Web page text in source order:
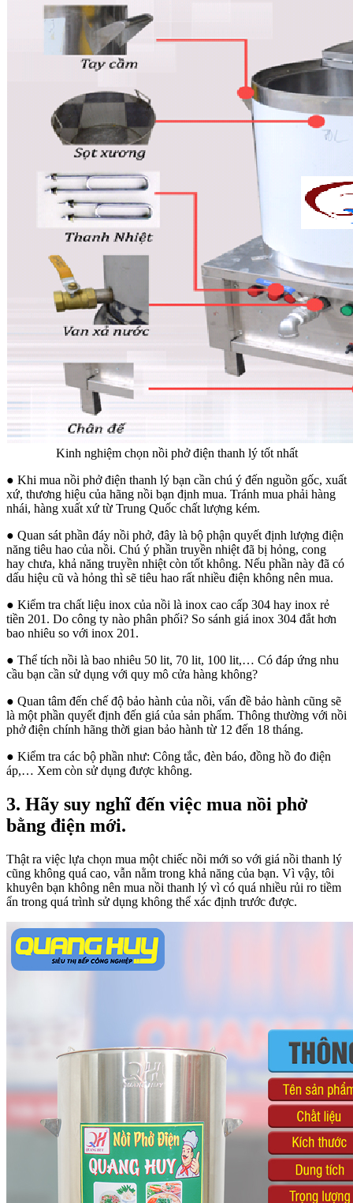
Kinh nghiệm chọn nồi phở điện thanh lý tốt nhất
● Khi mua nồi phở điện thanh lý bạn cần chú ý đến nguồn gốc, xuất
xứ, thương hiệu của hãng nồi bạn định mua. Tránh mua phải hàng
nhái, hàng xuất xứ từ Trung Quốc chất lượng kém.
● Quan sát phần đáy nồi phở, đây là bộ phận quyết định lượng điện
năng tiêu hao của nồi. Chú ý phần truyền nhiệt đã bị hỏng, cong
hay chưa, khả năng truyền nhiệt còn tốt không. Nếu phần này đã có
dấu hiệu cũ và hỏng thì sẽ tiêu hao rất nhiều điện không nên mua.
● Kiểm tra chất liệu inox của nồi là inox cao cấp 304 hay inox rẻ
tiền 201. Do công ty nào phân phối? So sánh giá inox 304 đắt hơn
bao nhiêu so với inox 201.
● Thể tích nồi là bao nhiêu 50 lit, 70 lit, 100 lit,… Có đáp ứng nhu
cầu bạn cần sử dụng với quy mô cửa hàng không?
● Quan tâm đến chế độ bảo hành của nồi, vấn đề bảo hành cũng sẽ
là một phần quyết định đến giá của sản phẩm. Thông thường với nồi
phở điện chính hãng thời gian bảo hành từ 12 đến 18 tháng.
● Kiểm tra các bộ phần như: Công tắc, đèn báo, đồng hồ đo điện
áp,… Xem còn sử dụng được không.
3. Hãy suy nghĩ đến việc mua nồi phở
bằng điện mới.
Thật ra việc lựa chọn mua một chiếc nồi mới so với giá nồi thanh lý
cũng không quá cao, vẫn nằm trong khả năng của bạn. Vì vậy, tôi
khuyên bạn không nên mua nồi thanh lý vì có quá nhiều rủi ro tiềm
ẩn trong quá trình sử dụng không thể xác định trước được.